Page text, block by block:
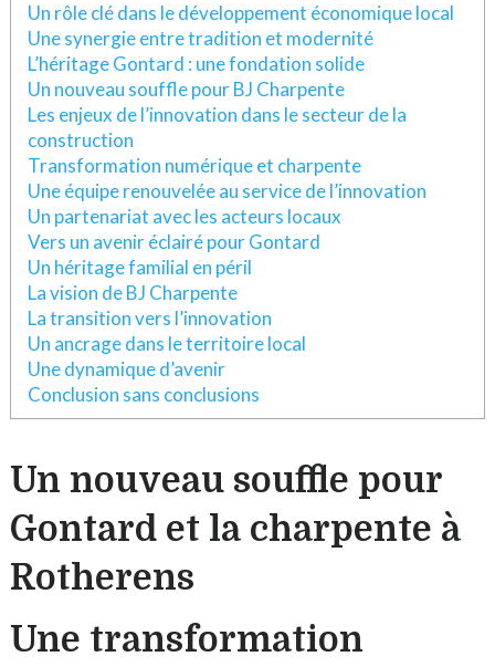
Un rôle clé dans le développement économique local
Une synergie entre tradition et modernité
L’héritage Gontard : une fondation solide
Un nouveau souffle pour BJ Charpente
Les enjeux de l’innovation dans le secteur de la
construction
Transformation numérique et charpente
Une équipe renouvelée au service de l’innovation
Un partenariat avec les acteurs locaux
Vers un avenir éclairé pour Gontard
Un héritage familial en péril
La vision de BJ Charpente
La transition vers l’innovation
Un ancrage dans le territoire local
Une dynamique d’avenir
Conclusion sans conclusions
Un nouveau souffle pour
Gontard et la charpente à
Rotherens
Une transformation